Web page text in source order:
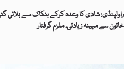
راولپنڈی: شادی کا وعدہ کرکے بنکاک سے بلائی
خاتون سے مبینہ زیادتی، ملزم گرفتار